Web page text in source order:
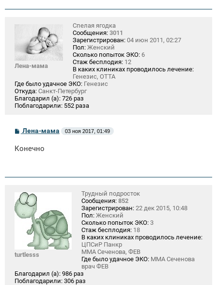
Лена-мама
Спелая ягодка
Сообщения: 3011
Зарегистрирован: 04 июн 2011, 02:27
Пол: Женский
Сколько попыток ЭКО: 6
Стаж бесплодия: 12
В каких клиниках проводилось лечение:
Генезис, ОТТА
Где было удачное ЭКО: Генезис
Откуда: Санкт-Петербург
Благодарил (а): 726 раз
Поблагодарили: 552 раза
С
о
б
и
Лена-мама 03 ноя 2017, 01:49
Конечно
turtlesss
Трудный подросток
Сообщения: 852
Зарегистрирован: 22 дек 2015, 10:48
Пол: Женский
Сколько попыток ЭКО: 3
Стаж бесплодия: 18
В каких клиниках проводилось лечение:
ЦПСиР Панкр
ММА Сеченова, ФЕВ
Где было удачное ЭКО: ММА Сеченова
врач ФЕВ
Благодарил (а): 986 раз
Поблагодарили: 306 раз